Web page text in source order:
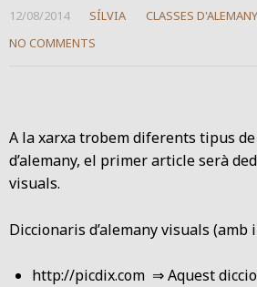
12/08/2014 SÍLVIA CLASSES D'ALEMANY
NO COMMENTS
A la xarxa trobem diferents tipus
d’alemany, el primer article serà
visuals.
Diccionaris d’alemany visuals (amb
http://picdix.com ⇒ Aquest